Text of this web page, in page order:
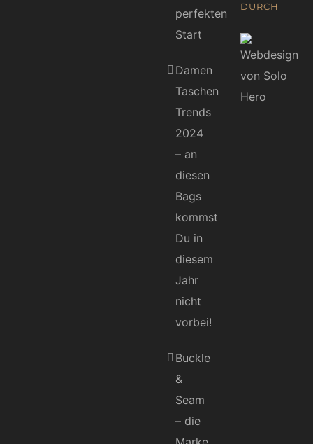
perfekten
Start
Damen
Taschen
Trends
2024
– an
diesen
Bags
kommst
Du in
diesem
Jahr
nicht
vorbei!
Buckle
&
Seam
– die
DURCH